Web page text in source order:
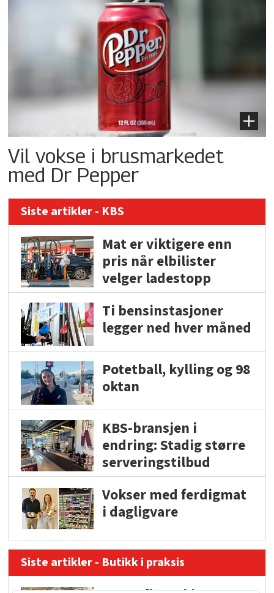
Vil vokse i brusmarkedet
med Dr Pepper
Siste artikler - KBS
Mat er viktigere enn
pris når elbilister
velger ladestopp
Ti bensinstasjoner
legger ned hver måned
Potetball, kylling og 98
oktan
KBS-bransjen i
endring: Stadig større
serveringstilbud
Vokser med ferdigmat
i dagligvare
Siste artikler - Butikk i praksis